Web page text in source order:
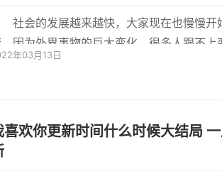
社会的发展越来越快，大家现在也慢慢开
因为外界事物的巨大变化，很多人跟不上
差感从...
年03月13日
喜欢你更新时间什么时候大结局